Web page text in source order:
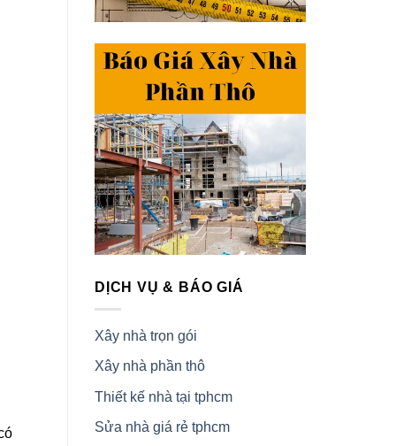
DỊCH VỤ & BÁO GIÁ
Xây nhà trọn gói
Xây nhà phần thô
Thiết kế nhà tại tphcm
Sửa nhà giá rẻ tphcm